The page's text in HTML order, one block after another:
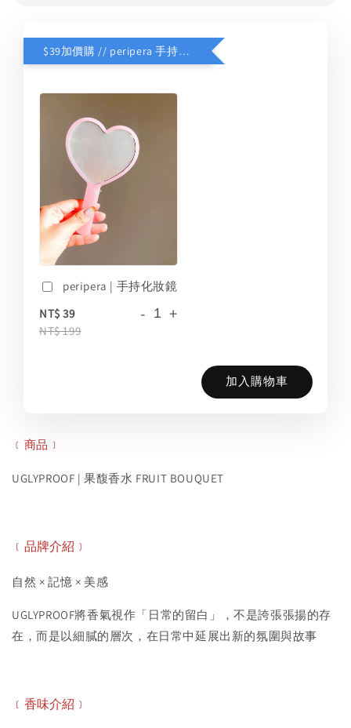
$39加價購 // peripera 手持化妝鏡
peripera | 手持化妝鏡
NT$ 39
NT$ 199
- +
加入購物車
﹝商品﹞
UGLYPROOF | 果馥香水 FRUIT BOUQUET
﹝品牌介紹﹞
自然 × 記憶 × 美感
UGLYPROOF將香氣視作「日常的留白」，不是誇張張揚的存
在，而是以細膩的層次，在日常中延展出新的氛圍與故事
﹝香味介紹 ﹞